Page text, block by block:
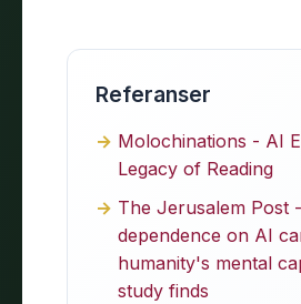
Referanser
Molochinations - AI
Legacy of Reading
The Jerusalem Post
dependence on AI
humanity's mental
study finds